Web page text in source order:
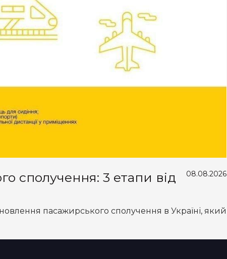
сполучення: 3 етапи від
08.08.2026
пасажирського сполучення в Україні, який